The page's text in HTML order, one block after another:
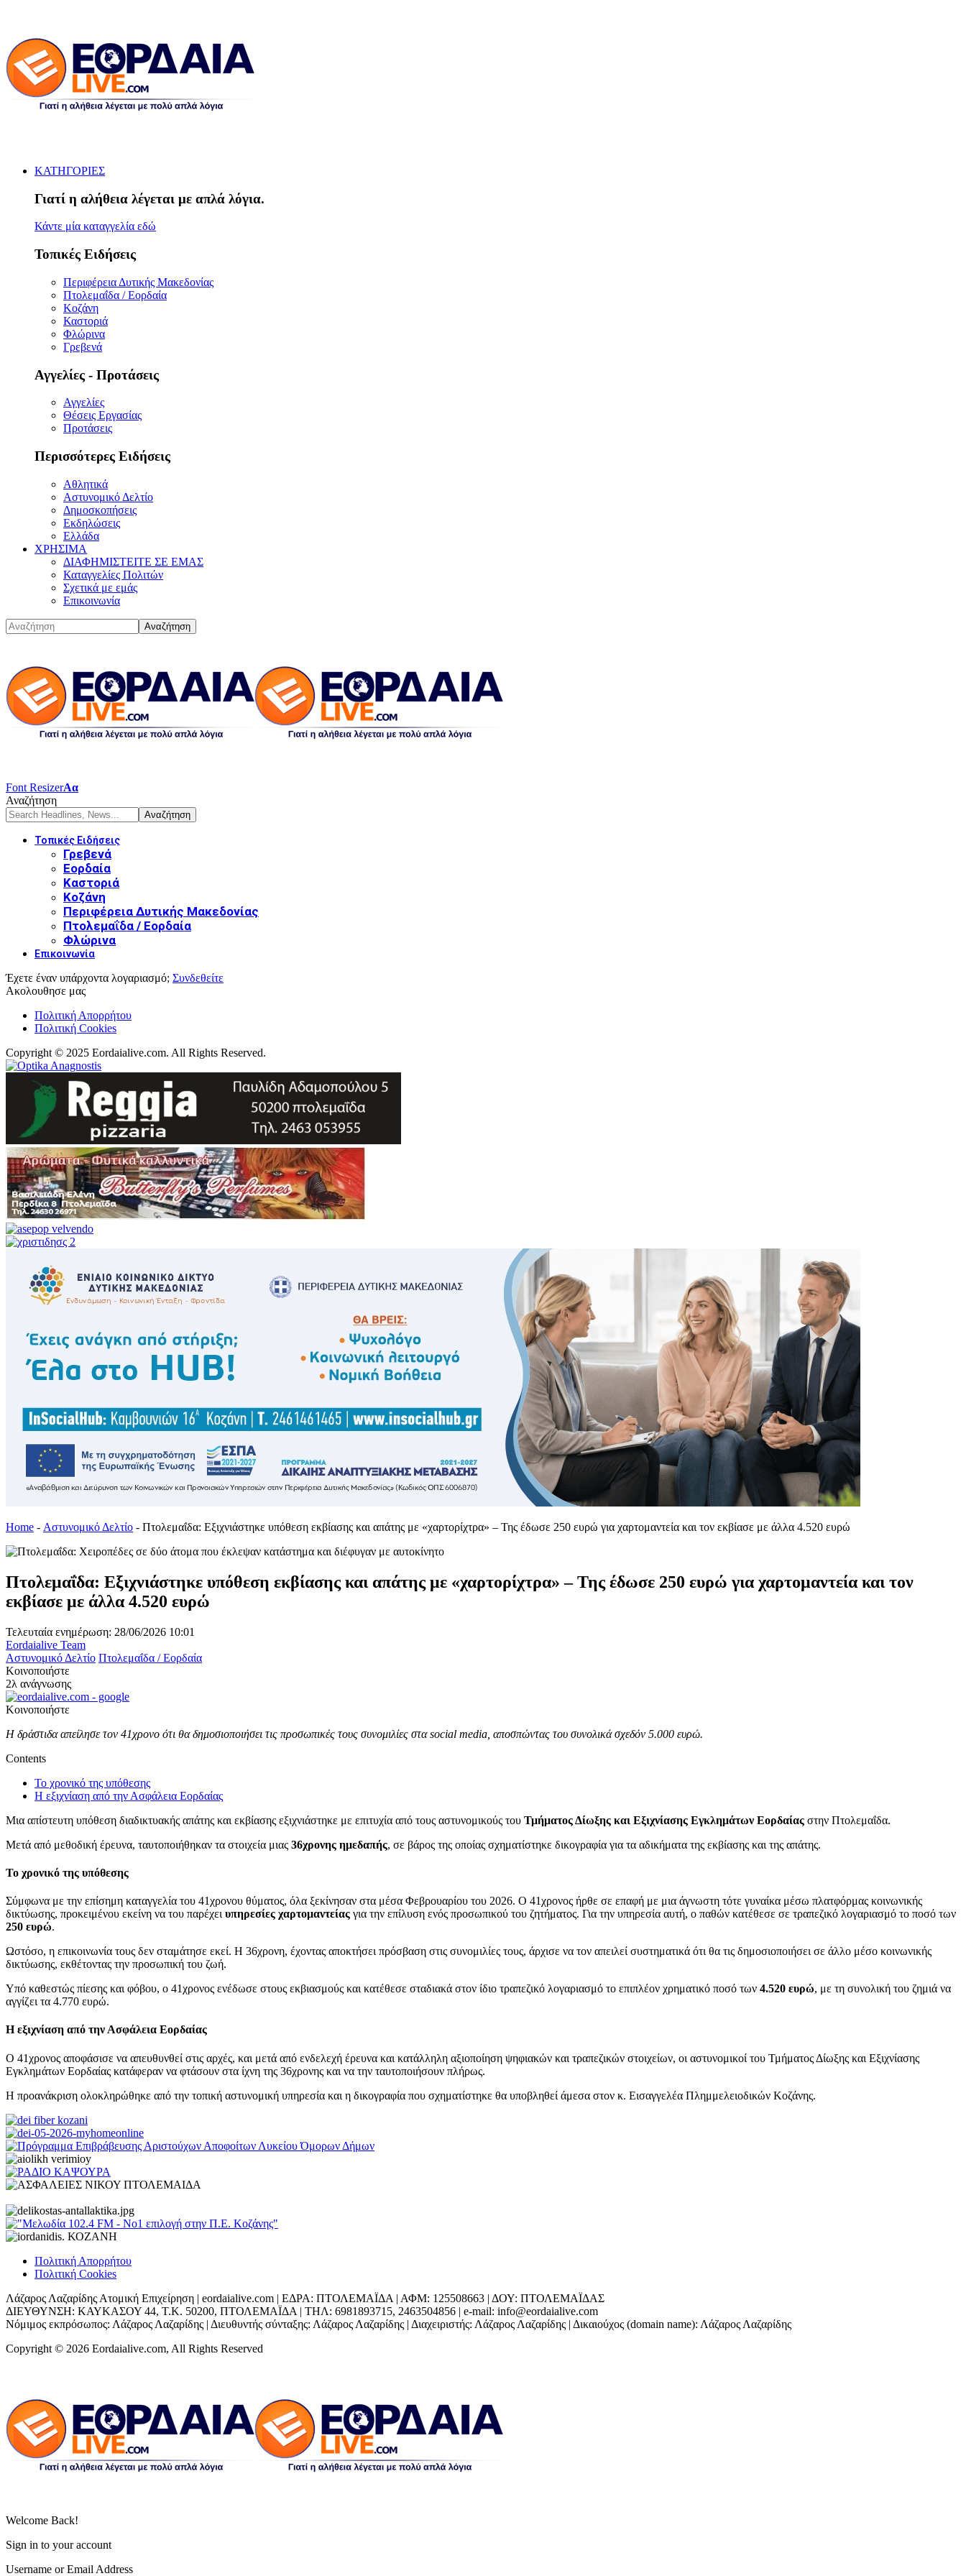
ΚΑΤΗΓΟΡΙΕΣ
Γιατί η αλήθεια λέγεται με απλά λόγια.
Κάντε μία καταγγελία εδώ
Τοπικές Ειδήσεις
Περιφέρεια Δυτικής Μακεδονίας
Πτολεμαΐδα / Εορδαία
Κοζάνη
Καστοριά
Φλώρινα
Γρεβενά
Αγγελίες - Προτάσεις
Αγγελίες
Θέσεις Εργασίας
Προτάσεις
Περισσότερες Ειδήσεις
Αθλητικά
Αστυνομικό Δελτίο
Δημοσκοπήσεις
Εκδηλώσεις
Ελλάδα
ΧΡΗΣΙΜΑ
ΔΙΑΦΗΜΙΣΤΕΙΤΕ ΣΕ ΕΜΑΣ
Καταγγελίες Πολιτών
Σχετικά με εμάς
Επικοινωνία
Font ResizerΑα
Αναζήτηση
Τοπικές Ειδήσεις
Γρεβενά
Εορδαία
Καστοριά
Κοζάνη
Περιφέρεια Δυτικής Μακεδονίας
Πτολεμαΐδα / Εορδαία
Φλώρινα
Επικοινωνία
Έχετε έναν υπάρχοντα λογαριασμό; Συνδεθείτε
Ακολουθησε μας
Πολιτική Απορρήτου
Πολιτική Cookies
Copyright © 2025 Eordaialive.com. All Rights Reserved.
Home - Αστυνομικό Δελτίο - Πτολεμαΐδα: Εξιχνιάστηκε υπόθεση εκβίασης και απάτης με «χαρτορίχτρα» – Της έδωσε 250 ευρώ για χαρτομαντεία και τον εκβίασε με άλλα 4.520 ευρώ
Πτολεμαΐδα: Εξιχνιάστηκε υπόθεση εκβίασης και απάτης με «χαρτορίχτρα» – Της έδωσε 250 ευρώ για χαρτομαντεία και τον
εκβίασε με άλλα 4.520 ευρώ
Τελευταία ενημέρωση: 28/06/2026 10:01
Eordaialive Team
Αστυνομικό Δελτίο Πτολεμαΐδα / Εορδαία
Κοινοποιήστε
2λ ανάγνωσης
Κοινοποιήστε
Η δράστιδα απείλησε τον 41χρονο ότι θα δημοσιοποιήσει τις προσωπικές τους συνομιλίες στα social media, αποσπώντας του συνολικά σχεδόν 5.000 ευρώ.
Contents
Το χρονικό της υπόθεσης
Η εξιχνίαση από την Ασφάλεια Εορδαίας
Μια απίστευτη υπόθεση διαδικτυακής απάτης και εκβίασης εξιχνιάστηκε με επιτυχία από τους αστυνομικούς του Τμήματος Δίωξης και Εξιχνίασης Εγκλημάτων Εορδαίας στην Πτολεμαΐδα.
Μετά από μεθοδική έρευνα, ταυτοποιήθηκαν τα στοιχεία μιας 36χρονης ημεδαπής, σε βάρος της οποίας σχηματίστηκε δικογραφία για τα αδικήματα της εκβίασης και της απάτης.
Το χρονικό της υπόθεσης
Σύμφωνα με την επίσημη καταγγελία του 41χρονου θύματος, όλα ξεκίνησαν στα μέσα Φεβρουαρίου του 2026. Ο 41χρονος ήρθε σε επαφή με μια άγνωστη τότε γυναίκα μέσω πλατφόρμας κοινωνικής
δικτύωσης, προκειμένου εκείνη να του παρέχει υπηρεσίες χαρτομαντείας για την επίλυση ενός προσωπικού του ζητήματος. Για την υπηρεσία αυτή, ο παθών κατέθεσε σε τραπεζικό λογαριασμό το ποσό των
250 ευρώ.
Ωστόσο, η επικοινωνία τους δεν σταμάτησε εκεί. Η 36χρονη, έχοντας αποκτήσει πρόσβαση στις συνομιλίες τους, άρχισε να τον απειλεί συστηματικά ότι θα τις δημοσιοποιήσει σε άλλο μέσο κοινωνικής
δικτύωσης, εκθέτοντας την προσωπική του ζωή.
Υπό καθεστώς πίεσης και φόβου, ο 41χρονος ενέδωσε στους εκβιασμούς και κατέθεσε σταδιακά στον ίδιο τραπεζικό λογαριασμό το επιπλέον χρηματικό ποσό των 4.520 ευρώ, με τη συνολική του ζημιά να
αγγίζει τα 4.770 ευρώ.
Η εξιχνίαση από την Ασφάλεια Εορδαίας
Ο 41χρονος αποφάσισε να απευθυνθεί στις αρχές, και μετά από ενδελεχή έρευνα και κατάλληλη αξιοποίηση ψηφιακών και τραπεζικών στοιχείων, οι αστυνομικοί του Τμήματος Δίωξης και Εξιχνίασης
Εγκλημάτων Εορδαίας κατάφεραν να φτάσουν στα ίχνη της 36χρονης και να την ταυτοποιήσουν πλήρως.
Η προανάκριση ολοκληρώθηκε από την τοπική αστυνομική υπηρεσία και η δικογραφία που σχηματίστηκε θα υποβληθεί άμεσα στον κ. Εισαγγελέα Πλημμελειοδικών Κοζάνης.
Πολιτική Απορρήτου
Πολιτική Cookies
Λάζαρος Λαζαρίδης Ατομική Επιχείρηση | eordaialive.com | ΕΔΡΑ: ΠΤΟΛΕΜΑΪΔΑ | ΑΦΜ: 125508663 | ΔΟΥ: ΠΤΟΛΕΜΑΪΔΑΣ
ΔΙΕΥΘΥΝΣΗ: ΚΑΥΚΑΣΟΥ 44, Τ.Κ. 50200, ΠΤΟΛΕΜΑΪΔΑ | ΤΗΛ: 6981893715, 2463504856 | e-mail: info@eordaialive.com
Νόμιμος εκπρόσωπος: Λάζαρος Λαζαρίδης | Διευθυντής σύνταξης: Λάζαρος Λαζαρίδης | Διαχειριστής: Λάζαρος Λαζαρίδης | Δικαιούχος (domain name): Λάζαρος Λαζαρίδης
Copyright © 2026 Eordaialive.com, All Rights Reserved
Welcome Back!
Sign in to your account
Username or Email Address